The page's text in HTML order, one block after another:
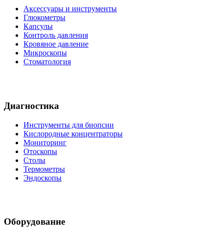
Аксессуары и инструменты
Глюкометры
Капсулы
Контроль давления
Кровяное давление
Микроскопы
Стоматология
Диагностика
Инструменты для биопсии
Кислородные концентраторы
Мониторинг
Отоскопы
Столы
Термометры
Эндоскопы
Оборудование